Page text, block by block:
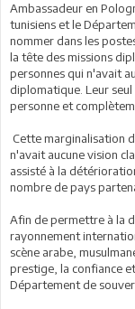
Ambassadeur en
tunisiens et le
nommer dans les
la tête des missions
personnes qui n'avait
diplomatique. Leur
personne et
Cette marginalisation
n'avait aucune vision
assisté à la
nombre de pays
Afin de permettre à la
rayonnement
scène arabe,
prestige, la confiance
Département de